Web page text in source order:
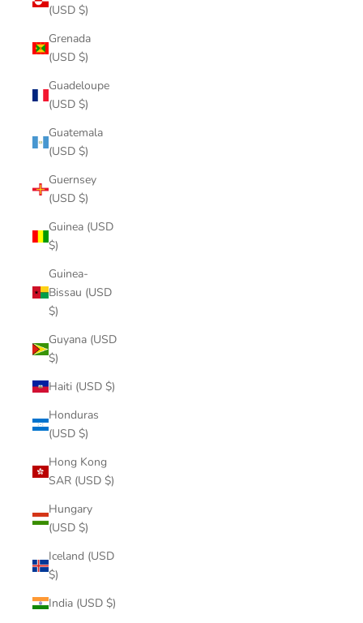
(USD $)
Grenada
(USD $)
Guadeloupe
(USD $)
Guatemala
(USD $)
Guernsey
(USD $)
Guinea (USD
$)
Guinea-
Bissau (USD
$)
Guyana (USD
$)
Haiti (USD $)
Honduras
(USD $)
Hong Kong
SAR (USD $)
Hungary
(USD $)
Iceland (USD
$)
India (USD $)